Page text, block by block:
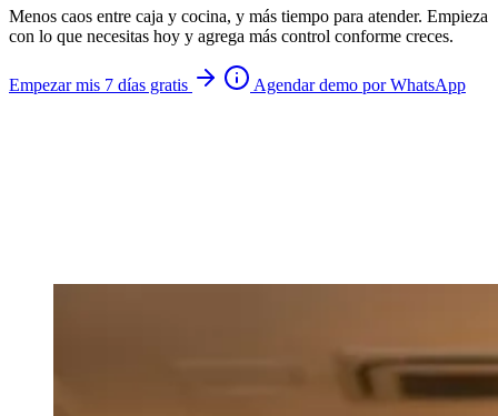
Menos caos entre caja y cocina, y más tiempo para atender. Empieza
con lo que necesitas hoy y agrega más control conforme creces.
Empezar mis 7 días gratis Agendar demo por WhatsApp